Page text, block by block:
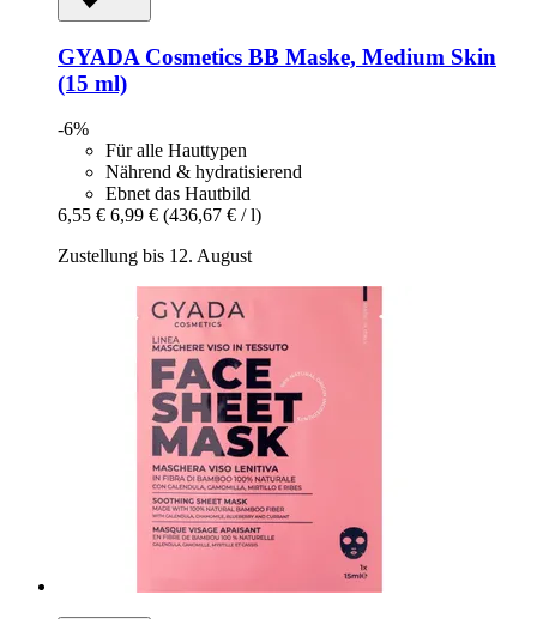
GYADA Cosmetics BB Maske, Medium Skin
(15 ml)
-6%
Für alle Hauttypen
Nährend & hydratisierend
Ebnet das Hautbild
6,55 € 6,99 € (436,67 € / l)
Zustellung bis 12. August